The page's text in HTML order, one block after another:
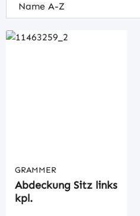
GRAMMER
Abdeckung Sitz links
kpl.